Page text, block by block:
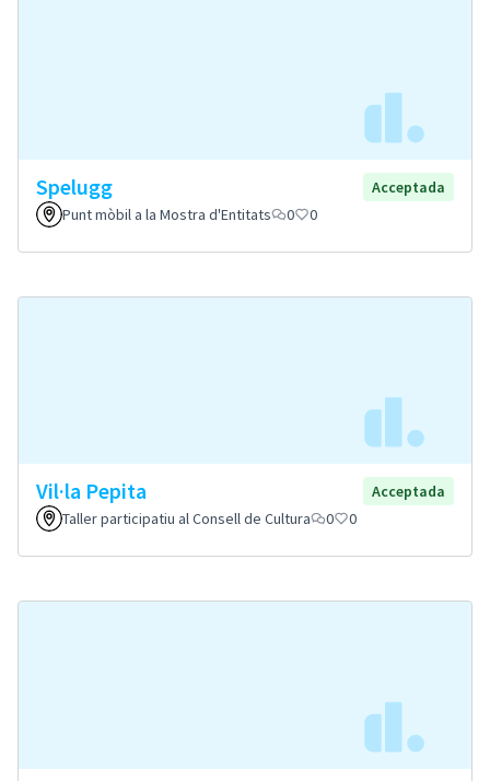
Spelugg
Acceptada
Punt mòbil a la Mostra d'Entitats
0 0
Vil·la Pepita
Acceptada
Taller participatiu al Consell de Cultura
0 0